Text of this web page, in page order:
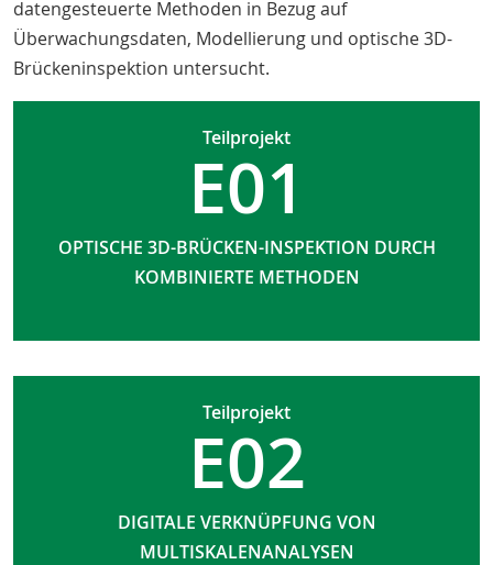
datengesteuerte Methoden in Bezug auf
Überwachungsdaten, Modellierung und optische 3D-
Brückeninspektion untersucht.
Teilprojekt
E01
OPTISCHE 3D-BRÜCKEN-INSPEKTION DURCH
KOMBINIERTE METHODEN
Teilprojekt
E02
DIGITALE VERKNÜPFUNG VON
MULTISKALENANALYSEN